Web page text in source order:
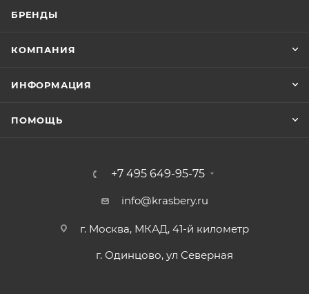
БРЕНДЫ
КОМПАНИЯ
ИНФОРМАЦИЯ
ПОМОЩЬ
+7 495 649-95-75
info@krasbery.ru
г. Москва, МКАД, 41-й километр
г. Одинцово, ул Северная